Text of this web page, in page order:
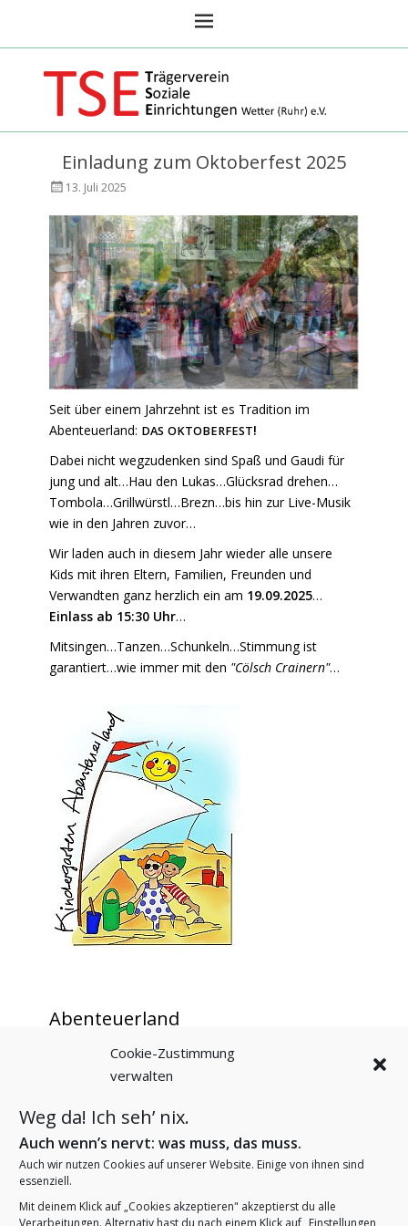
Cookie-Zustimmung
verwalten
Weg da! Ich seh’ nix.
Auch wenn’s nervt: was muss, das muss.
Auch wir nutzen Cookies auf unserer Website. Einige von ihnen sind
essenziell.
Mit deinem Klick auf „Cookies akzeptieren" akzeptierst du alle
Verarbeitungen. Alternativ hast du nach einem Klick auf „Einstellungen
TSE Wetter Ruhr
Einladung zum Oktoberfest 2025
Veröffentlicht
13. Juli 2025
Seit über einem Jahrzehnt ist es Tradition im
Abenteuerland: DAS OKTOBERFEST!
Dabei nicht wegzudenken sind Spaß und Gaudi für
jung und alt…Hau den Lukas…Glücksrad drehen…
Tombola…Grillwürstl…Brezn…bis hin zur Live-Musik
wie in den Jahren zuvor…
Wir laden auch in diesem Jahr wieder alle unsere
Kids mit ihren Eltern, Familien, Freunden und
Verwandten ganz herzlich ein am 19.09.2025…
Einlass ab 15:30 Uhr…
Mitsingen…Tanzen…Schunkeln…Stimmung ist
garantiert…wie immer mit den "Cölsch Crainern"…
Abenteuerland
Startseite
Aktuelles – Berichte
Angebote für Kinder
Angebote für Familien
Das fördern wir
Unsere Öffnungszeiten
Termine im Abenteuerland